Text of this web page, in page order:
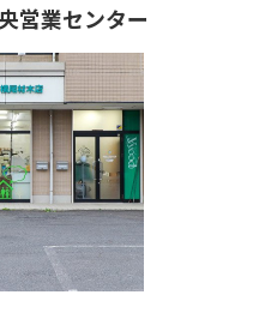
営業センター